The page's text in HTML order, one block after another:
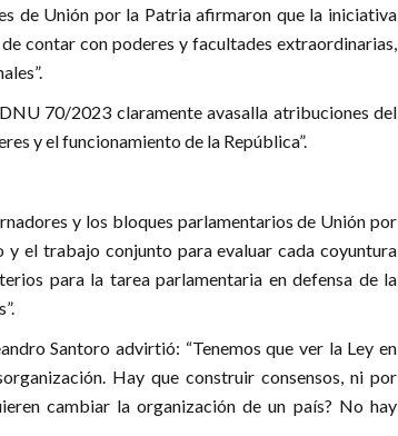
de Unión por la Patria afirmaron que la iniciativa
contar con poderes y facultades extraordinarias,
70/2023 claramente avasalla atribuciones del
y el funcionamiento de la República”.
y los bloques parlamentarios de Unión por
y el trabajo conjunto para evaluar cada coyuntura
para la tarea parlamentaria en defensa de la
Santoro advirtió: “Tenemos que ver la Ley en
Hay que construir consensos, ni por
cambiar la organización de un país? No hay